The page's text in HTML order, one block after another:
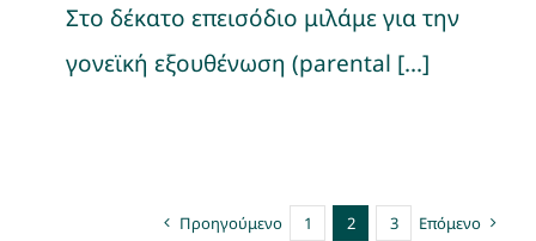
Στο δέκατο επεισόδιο μιλάμε για την
γονεϊκή εξουθένωση (parental [...]
Προηγούμενο 1 2 3 Επόμενο